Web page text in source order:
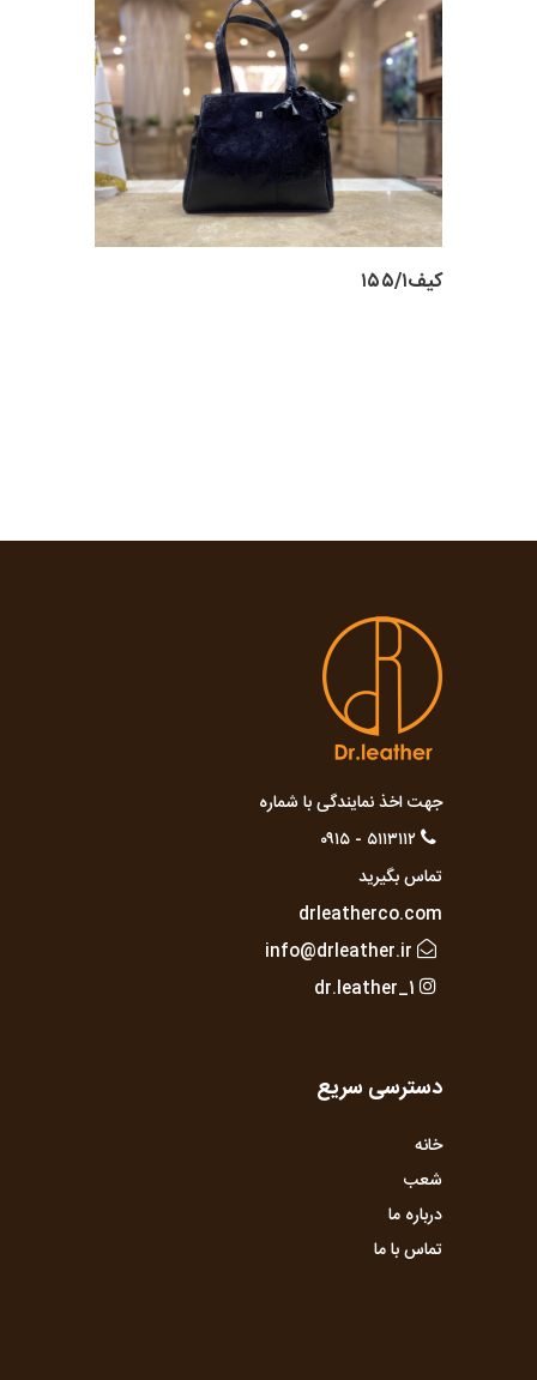
کیف۱۵۵/۱
جهت اخذ نمایندگی با شماره
۵۱۱۳۱۱۲ - ۰۹۱۵
تماس بگیرید
drleatherco.com
info@drleather.ir
dr.leather_1
دسترسی سریع
خانه
شعب
درباره ما
تماس با ما